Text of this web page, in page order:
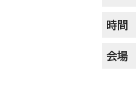
時間
会場